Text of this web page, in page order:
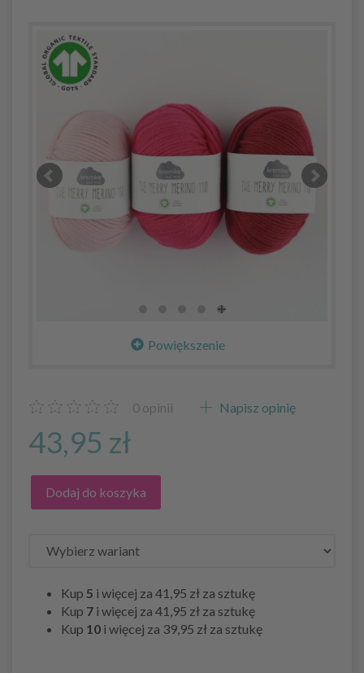
Powiększenie
0 opinii Napisz opinię
43,95 zł
Dodaj do koszyka
Kup 5 i więcej za 41,95 zł za sztukę
Kup 7 i więcej za 41,95 zł za sztukę
Kup 10 i więcej za 39,95 zł za sztukę